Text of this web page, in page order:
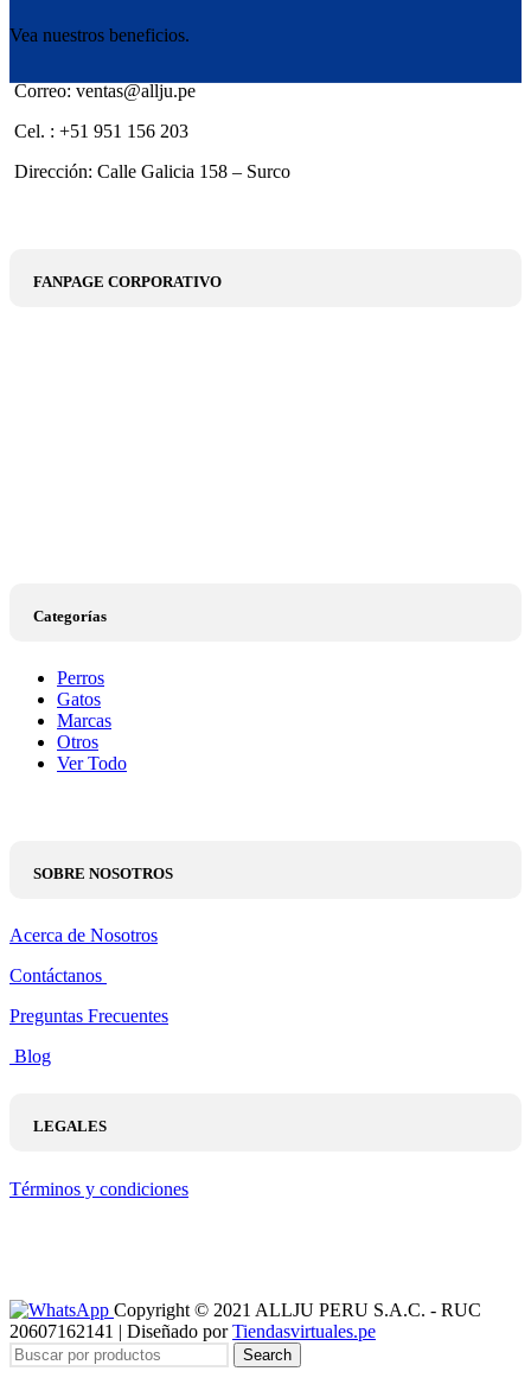
Vea nuestros beneficios.
Correo: ventas@allju.pe
Cel. : +51 951 156 203
Dirección: Calle Galicia 158 – Surco
FANPAGE CORPORATIVO
Categorías
Perros
Gatos
Marcas
Otros
Ver Todo
SOBRE NOSOTROS
Acerca de Nosotros
Contáctanos
Preguntas Frecuentes
Blog
LEGALES
Términos y condiciones
Copyright © 2021 ALLJU PERU S.A.C. - RUC
20607162141 | Diseñado porTiendasvirtuales.pe
Search